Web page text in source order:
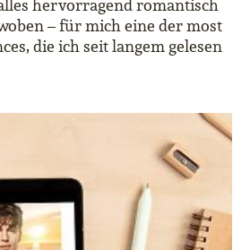
hervorragend romantisch
– für mich eine der most
die ich seit langem gelesen